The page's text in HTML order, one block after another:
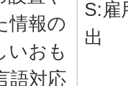
情報の
いおも
語対応
S:雇
出